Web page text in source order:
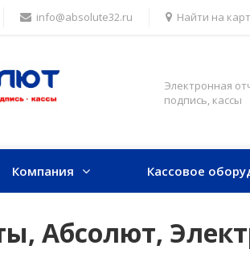
info@absolute32.ru Найти на
Электронная
подпись, кассы
Компания Кассовое
Абсолют,